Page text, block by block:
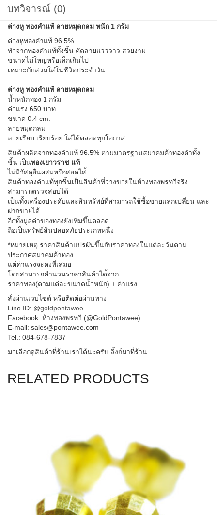
บทวิจารณ์ (0)
ต่างหู ทองคำแท้ ลายหมุดกลม หนัก 1 กรัม
ต่างหูทองคำแท้ 96.5%
ทำจากทองคำแท้ทั้งชิ้น ตัดลายแวววาว สวยงาม
ขนาดไม่ใหญ่หรือเล็กเกินไป
เหมาะกับสวมใส่ในชีวิตประจำวัน
ต่างหู ทองคำแท้ ลายหมุดกลม
น้ำหนักทอง 1 กรัม
ค่าแรง 650 บาท
ขนาด 0.4 cm.
ลายหมุดกลม
ลายเรียบ เรียบร้อย ใส่ได้ตลอดทุกโอกาส
สินค้าผลิตจากทองคำแท้ 96.5% ตามมาตรฐานสมาคมค้าทองคำทั้ง
ชิ้น เป็นทองเยาวราช แท้
ไม่มีวัสดุอื่นผสมหรือสอดไส
สินค้าทองคำแท้ทุกชิ้นเป็นสินค้าที่วางขายในห้างทองพรทวีจริง
สามารถตรวจสอบได้
เป็นทั้งเครื่องประดับและสินทรัพย์ที่สามารถใช้ซื้อขายแลกเปลี่ยน และ
ฝากขายได้
อีกทั้งมูลค่าของทองยังเพิ่มขึ้นตลอด
ถือเป็นทรัพย์สินปลอดภัยประเภทหนึ่ง
*หมายเหตุ ราคาสินค้าแปรผันขึ้นกับราคาทองในแต่ละวันตาม
ประกาศสมาคมค้าทอง
แต่ค่าแรงจะคงที่เสมอ
โดยสามารถคำนวนราคาสินค้าได้จาก
ราคาทอง(ตามแต่ละขนาดน้ำหนัก) + ค่าแรง
สั่งผ่านเวบไซต์ หรือติดต่อผ่านทาง
Line ID: @goldpontawee
Facebook: ห้างทองพรทวี (@GoldPontawee)
E-mail: sales@pontawee.com
Tel.: 084-678-7837
มาเลือกดูสินค้าที่ร้านเราได้นะครับ ลิ้งก์มาที่ร้าน
RELATED PRODUCTS